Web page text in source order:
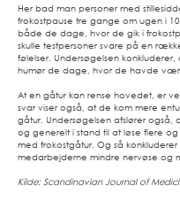
Her bad man personer med
frokostpause tre gange om ugen i
både de dage, hvor de gik i
skulle testpersoner svare på en
følelser. Undersøgelsen
humør de dage, hvor de havde
At en gåtur kan rense hovedet, er
svar viser også, at de kom mere
gåtur. Undersøgelsen afslører
og generelt i stand til at løse flere
med frokostgåtur. Og så
medarbejderne mindre nervøse og
Kilde: Scandinavian Journal of